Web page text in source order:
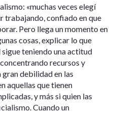
«muchas veces elegí
trabajando, confiado en que
Pero llega un momento en
cosas, explicar lo que
teniendo una actitud
recursos y
gran debilidad en las
aquellas que tienen
y más si quien las
Cuando un